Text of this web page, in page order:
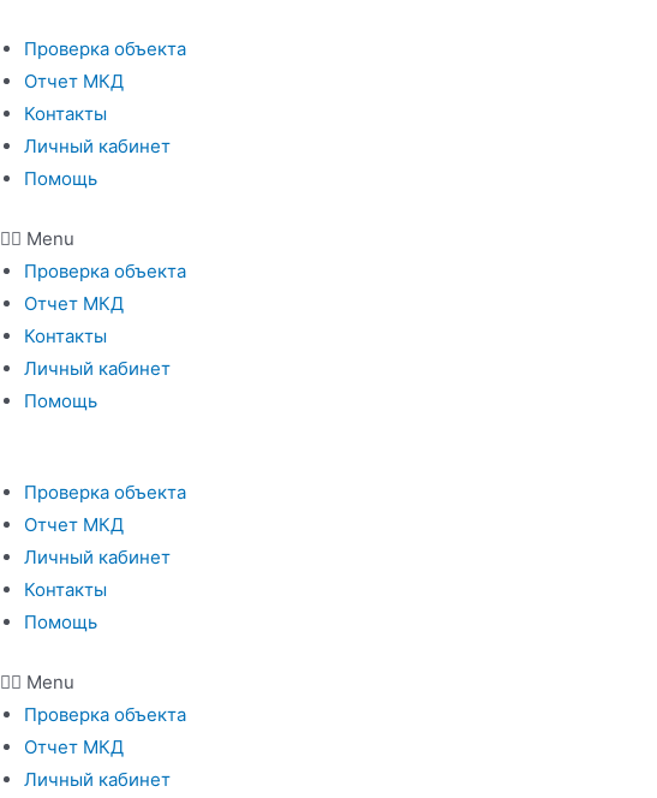
к
содержимому
Проверка объекта
Отчет МКД
Контакты
Личный кабинет
Помощь
Menu
Проверка объекта
Отчет МКД
Контакты
Личный кабинет
Помощь
Проверка объекта
Отчет МКД
Личный кабинет
Контакты
Помощь
Menu
Проверка объекта
Отчет МКД
Личный кабинет